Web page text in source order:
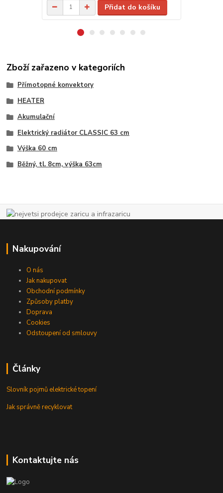
Přidat do košíku
Zboží zařazeno v kategoriích
Přímotopné konvektory
HEATER
Akumulační
Elektrický radiátor CLASSIC 63 cm
Výška 60 cm
Běžný, tl. 8cm, výška 63cm
Nakupování
O nás
Jak nakupovat
Obchodní podmínky
Způsoby platby
Doprava
Cookies
Odstoupení od smlouvy
Články
Slovník pojmů elektrické topení
Jak správně recyklovat
Kontaktujte nás